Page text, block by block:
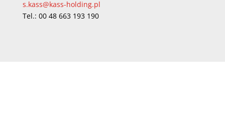
s.kass@kass-holding.pl
Tel.: 00 48 663 193 190